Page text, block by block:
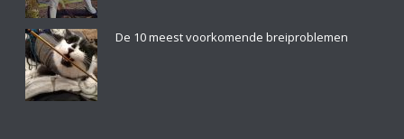
De 10 meest voorkomende breiproblemen